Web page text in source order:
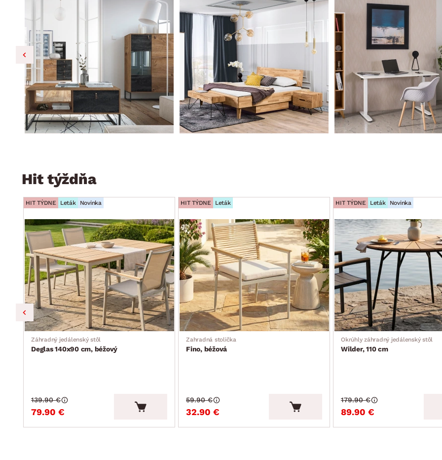
Hit týždňa
HIT TÝDNE Leták Novinka
Záhradný jedálenský stôl
Deglas 140x90 cm, béžový
79.90 €
139.90 €
HIT TÝDNE Leták
Zahradná stolička
Fino, béžová
32.90 €
59.90 €
HIT TÝDNE Leták Novinka
Okrúhly záhradný jedálenský stôl
Wilder, 110 cm
89.90 €
179.90 €